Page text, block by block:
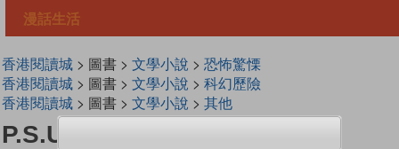
漫話生活
香港閱讀城> 圖書 > 文學小說 > 恐怖驚慄
香港閱讀城> 圖書 > 文學小說 > 科幻歷險
香港閱讀城> 圖書 > 文學小說 > 其他
P.S.U. 冥界特別任務組